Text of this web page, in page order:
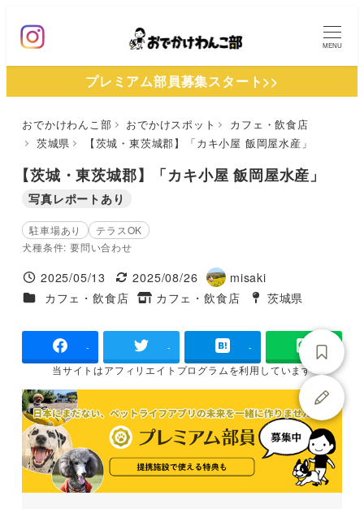
ン
MENU
プレミアム部員募集スタート>>
おでかけわんこ部 おでかけスポット
カフェ・飲食店
茨城県
【茨城・東茨城郡】「カキ小屋 飯岡屋水産」
【茨城・東茨城郡】「カキ小屋 飯岡屋水産」
写真レポートあり
駐車場あり
テラスOK
犬種条件: 要問い合わせ
投稿日
2025/05/13
更新日
2025/08/26
著
者
misaki
施設ジャンル
カフェ・飲食店
タグ
カフェ・飲食店
タグ
茨城県
- - -
当サイトはアフィリエイトプログラムを利用しています